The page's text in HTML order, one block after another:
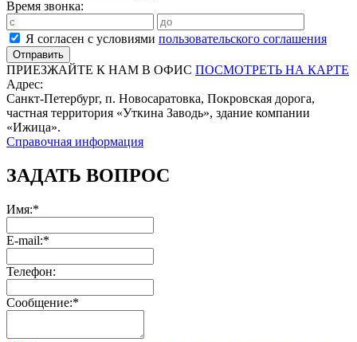
Время звонка:
Я согласен с условиями пользовательского соглашения
ПРИЕЗЖАЙТЕ К НАМ В ОФИС ПОСМОТРЕТЬ НА КАРТЕ
Адрес:
Санкт-Петербург, п. Новосаратовка, Покровская дорога,
частная территория «Уткина Заводь», здание компании
«Ижица».
Справочная информация
ЗАДАТЬ ВОПРОС
Имя:*
E-mail:*
Телефон:
Сообщение:*